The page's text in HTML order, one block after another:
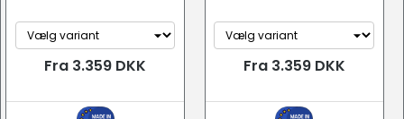
Fra 3.359 DKK Fra 3.359 DKK